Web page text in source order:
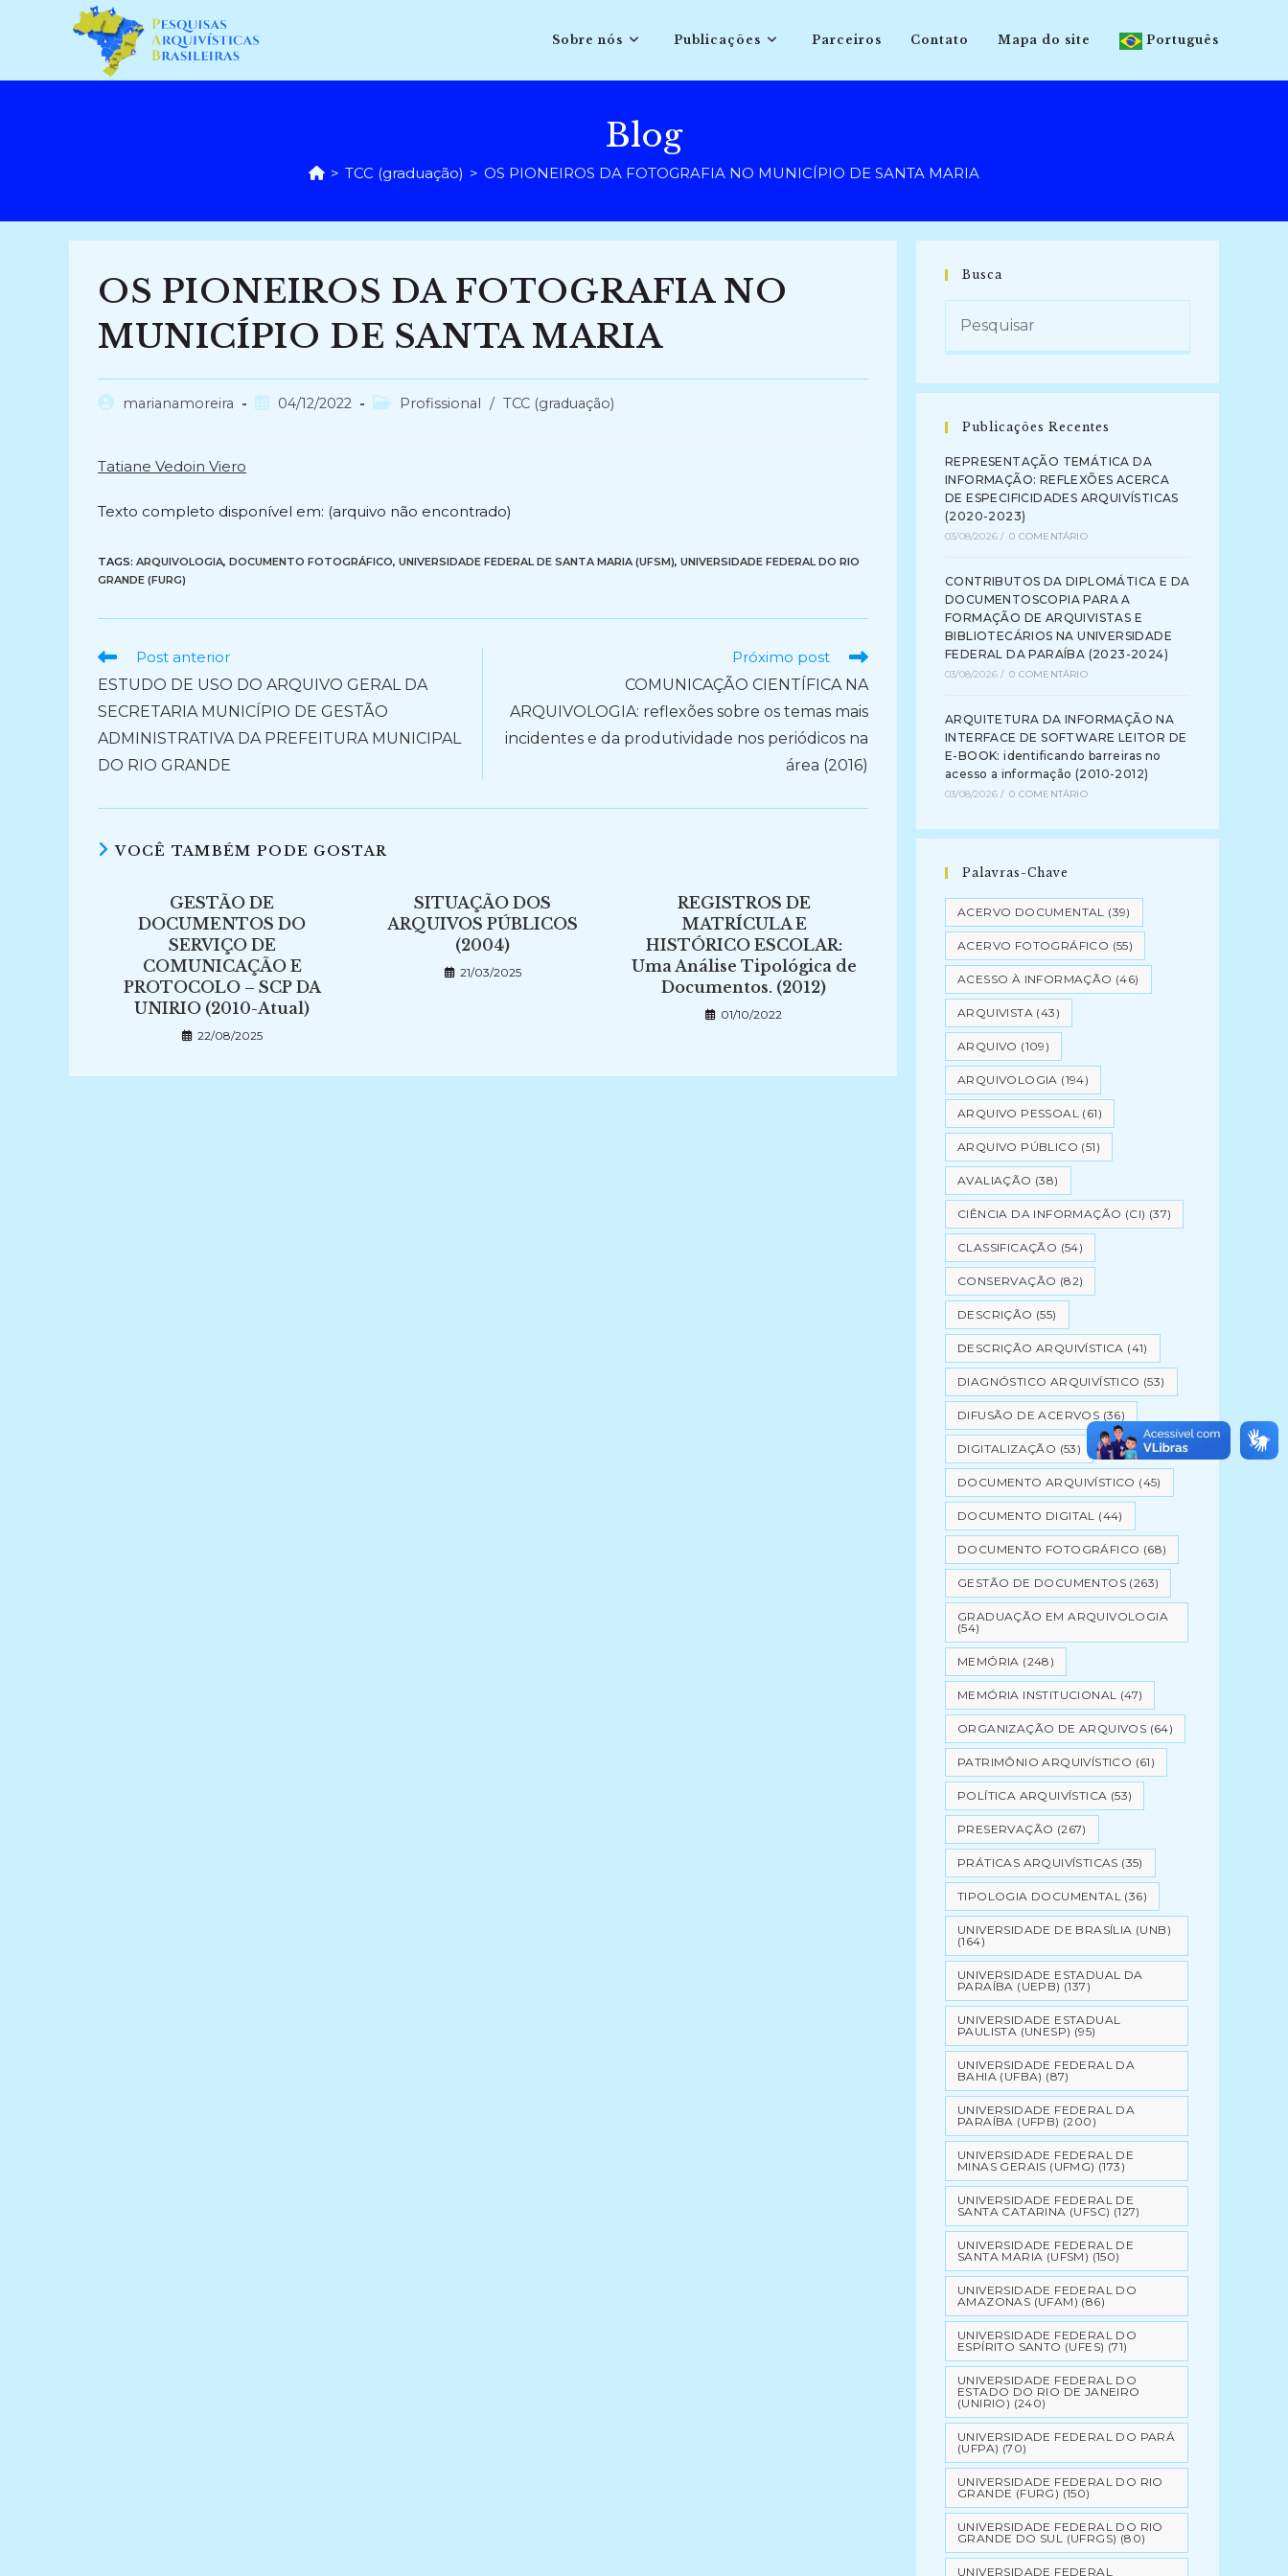
conteúdo
Sobre nós Publicações Parceiros Contato Mapa do site Português
Blog
> TCC (graduação) > OS PIONEIROS DA FOTOGRAFIA NO MUNICÍPIO DE SANTA MARIA
OS PIONEIROS DA FOTOGRAFIA NO
MUNICÍPIO DE SANTA MARIA
Autormarianamoreira
Post04/12/2022
Categoria
Profissional / TCC (graduação)
Tatiane Vedoin Viero
Texto completo disponível em: (arquivo não encontrado)
TAGS: ARQUIVOLOGIA, DOCUMENTO FOTOGRÁFICO, UNIVERSIDADE FEDERAL DE SANTA MARIA (UFSM), UNIVERSIDADE FEDERAL DO RIO
GRANDE (FURG)
Ler
artigos
Post anterior
ESTUDO DE USO DO ARQUIVO GERAL DA
SECRETARIA MUNICÍPIO DE GESTÃO
ADMINISTRATIVA DA PREFEITURA MUNICIPAL
DO RIO GRANDE
Próximo post
COMUNICAÇÃO CIENTÍFICA NA
ARQUIVOLOGIA: reflexões sobre os temas mais
incidentes e da produtividade nos periódicos na
área (2016)
VOCÊ TAMBÉM PODE GOSTAR
GESTÃO DE
DOCUMENTOS DO
SERVIÇO DE
COMUNICAÇÃO E
PROTOCOLO – SCP DA
UNIRIO (2010-Atual)
22/08/2025
SITUAÇÃO DOS
ARQUIVOS PÚBLICOS
(2004)
21/03/2025
REGISTROS DE
MATRÍCULA E
HISTÓRICO ESCOLAR:
Uma Análise Tipológica de
Documentos. (2012)
01/10/2022
Busca
Publicações Recentes
REPRESENTAÇÃO TEMÁTICA DA
INFORMAÇÃO: REFLEXÕES ACERCA
DE ESPECIFICIDADES ARQUIVÍSTICAS
(2020-2023)
03/08/2026 / 0 COMENTÁRIO
CONTRIBUTOS DA DIPLOMÁTICA E DA
DOCUMENTOSCOPIA PARA A
FORMAÇÃO DE ARQUIVISTAS E
BIBLIOTECÁRIOS NA UNIVERSIDADE
FEDERAL DA PARAÍBA (2023-2024)
03/08/2026 / 0 COMENTÁRIO
ARQUITETURA DA INFORMAÇÃO NA
INTERFACE DE SOFTWARE LEITOR DE
E-BOOK: identificando barreiras no
acesso a informação (2010-2012)
03/08/2026 / 0 COMENTÁRIO
Palavras-Chave
ACERVO DOCUMENTAL (39)
ACERVO FOTOGRÁFICO (55)
ACESSO À INFORMAÇÃO (46)
ARQUIVISTA (43)
ARQUIVO (109)
ARQUIVOLOGIA (194)
ARQUIVO PESSOAL (61)
ARQUIVO PÚBLICO (51)
AVALIAÇÃO (38)
CIÊNCIA DA INFORMAÇÃO (CI) (37)
CLASSIFICAÇÃO (54)
CONSERVAÇÃO (82)
DESCRIÇÃO (55)
DESCRIÇÃO ARQUIVÍSTICA (41)
DIAGNÓSTICO ARQUIVÍSTICO (53)
DIFUSÃO DE ACERVOS (36)
DIGITALIZAÇÃO (53)
DOCUMENTO ARQUIVÍSTICO (45)
DOCUMENTO DIGITAL (44)
DOCUMENTO FOTOGRÁFICO (68)
GESTÃO DE DOCUMENTOS (263)
GRADUAÇÃO EM ARQUIVOLOGIA
(54)
MEMÓRIA (248)
MEMÓRIA INSTITUCIONAL (47)
ORGANIZAÇÃO DE ARQUIVOS (64)
PATRIMÔNIO ARQUIVÍSTICO (61)
POLÍTICA ARQUIVÍSTICA (53)
PRESERVAÇÃO (267)
PRÁTICAS ARQUIVÍSTICAS (35)
TIPOLOGIA DOCUMENTAL (36)
UNIVERSIDADE DE BRASÍLIA (UNB)
(164)
UNIVERSIDADE ESTADUAL DA
PARAÍBA (UEPB) (137)
UNIVERSIDADE ESTADUAL
PAULISTA (UNESP) (95)
UNIVERSIDADE FEDERAL DA
BAHIA (UFBA) (87)
UNIVERSIDADE FEDERAL DA
PARAÍBA (UFPB) (200)
UNIVERSIDADE FEDERAL DE
MINAS GERAIS (UFMG) (173)
UNIVERSIDADE FEDERAL DE
SANTA CATARINA (UFSC) (127)
UNIVERSIDADE FEDERAL DE
SANTA MARIA (UFSM) (150)
UNIVERSIDADE FEDERAL DO
AMAZONAS (UFAM) (86)
UNIVERSIDADE FEDERAL DO
ESPÍRITO SANTO (UFES) (71)
UNIVERSIDADE FEDERAL DO
ESTADO DO RIO DE JANEIRO
(UNIRIO) (240)
UNIVERSIDADE FEDERAL DO PARÁ
(UFPA) (70)
UNIVERSIDADE FEDERAL DO RIO
GRANDE (FURG) (150)
UNIVERSIDADE FEDERAL DO RIO
GRANDE DO SUL (UFRGS) (80)
UNIVERSIDADE FEDERAL